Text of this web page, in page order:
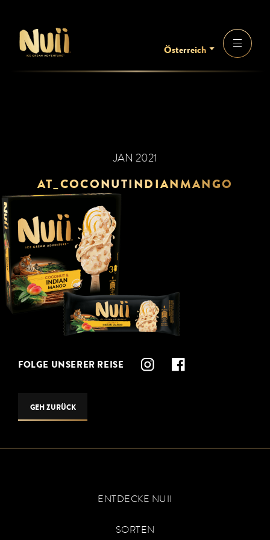
Österreich
JAN 2021
AT_COCONUTINDIANMANGO
FOLGE UNSERER REISE
GEH ZURÜCK
ENTDECKE NUII
SORTEN